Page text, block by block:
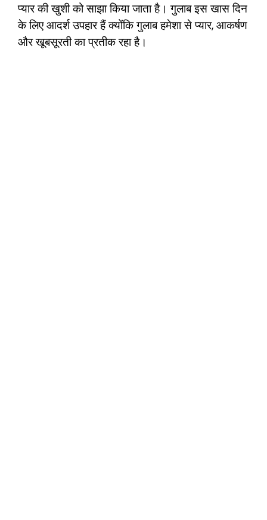
प्यार की खुशी को साझा किया जाता है। गुलाब इस खास दिन
के लिए आदर्श उपहार हैं क्योंकि गुलाब हमेशा से प्यार, आकर्षण
और खूबसूरती का प्रतीक रहा है।